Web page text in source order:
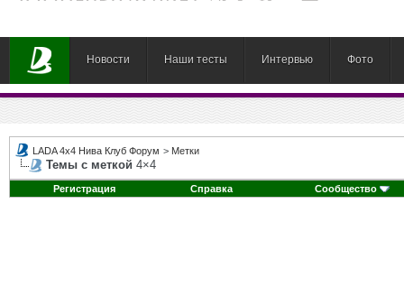
Новости Наши тесты Интервью Фото
LADA 4x4 Нива Клуб Форум > Метки
Темы с меткой 4×4
Регистрация Справка Сообщество